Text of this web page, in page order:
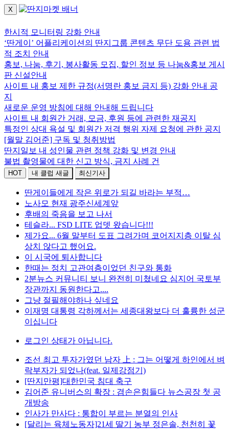
X
한시적 모니터링 강화 안내
‘딴게이’ 어플리케이션의 딴지그룹 콘텐츠 무단 도용 관련 법
적 조치 안내
홍보, 나눔, 후기, 봉사활동 모집, 할인 정보 등 나눔&홍보 게시
판 신설안내
사이트 내 홍보 제한 규정(서명란 홍보 금지 등) 강화 안내 공
지
새로운 운영 방침에 대해 안내해 드립니다
사이트 내 회원간 거래, 모금, 후원 등에 관련한 재공지
특정인 상대 욕설 및 회원간 저격 행위 자제 요청에 관한 공지
[월말 김어준] 구독 및 청취방법
딴지일보 내 성인물 관련 정책 강화 및 변경 안내
불법 촬영물에 대한 신고 방식, 금지 사례 건
HOT 내 클럽 새글 최신기사
딴게이들에게 작은 위로가 되길 바라는 부적…
노사모 현재 광주신세계앞
후배의 죽음을 보고 나서
테슬라... FSD LITE 업뎃 왔습니다!!!
제가요... 6월 말부터 도표 그려가며 코어지지층 이탈 심
상치 않다고 했어요.
이 시국에 퇴사합니다
한때는 정치 고관여층이었던 친구와 통화
2분뉴스 커뮤니티 보니 완전히 미쳤네요 심지어 국토부
장관까지 동원한다고....
그냥 절필해야하나 싶네요
이재명 대통령 각하께서는 세종대왕보다 더 훌륭한 성군
이십니다
로그인 상태가 아닙니다.
조선 최고 투자가였던 남자 上 : 그는 어떻게 하인에서 벼
락부자가 되었나(feat. 일제강점기)
[딴지만평]대한민국 침대 축구
김어준 유니버스의 확장 : 겸손은힘들다 뉴스공장 첫 공
개방송
인사가 만사다 : 통합이 부르는 분열의 인사
[달리는 육체노동자]21세 딸기 농부 정은솔, 천천히 꽃